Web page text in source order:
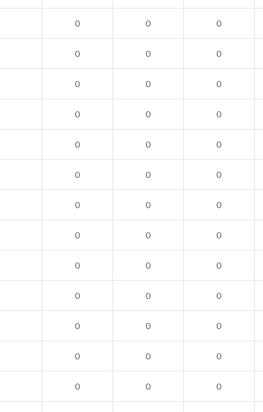
0 0 0
0 0 0
0 0 0
0 0 0
0 0 0
0 0 0
0 0 0
0 0 0
0 0 0
0 0 0
0 0 0
0 0 0
0 0 0